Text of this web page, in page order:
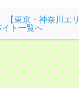
東京・神奈川エリ
ト一覧へ